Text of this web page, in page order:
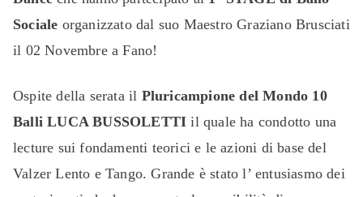
Sociale organizzato dal suo Maestro Graziano Brusciati
il 02 Novembre a Fano!
Ospite della serata il Pluricampione del Mondo 10
Balli LUCA BUSSOLETTIil quale ha condotto una
lecture sui fondamenti teorici e le azioni di base del
Valzer Lento e Tango. Grande è stato l’ entusiasmo dei